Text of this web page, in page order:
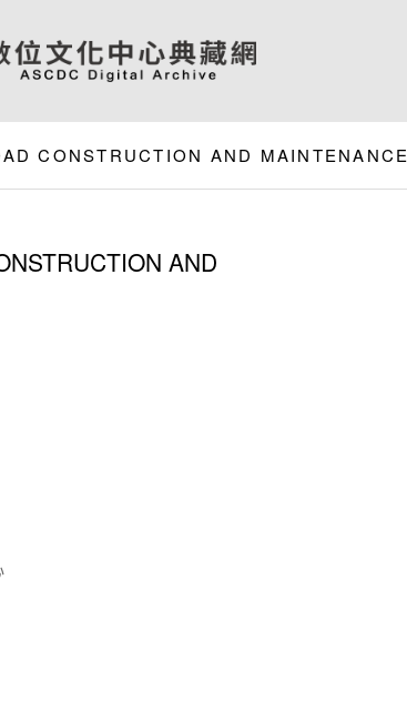
CONSTRUCTION AND MAINTENANCE
AND